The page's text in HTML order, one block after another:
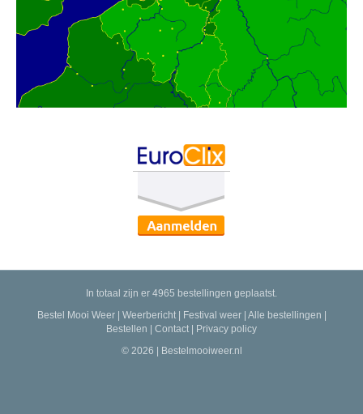
In totaal zijn er 4965 bestellingen geplaatst.
Bestel Mooi Weer| Weerbericht| Festival weer| Alle bestellingen |
Bestellen | Contact | Privacy policy
© 2026 | Bestelmooiweer.nl